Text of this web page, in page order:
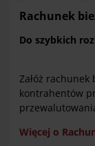
Rachunek
Do szybkich
Załóż
kontrahentów
Więcej o